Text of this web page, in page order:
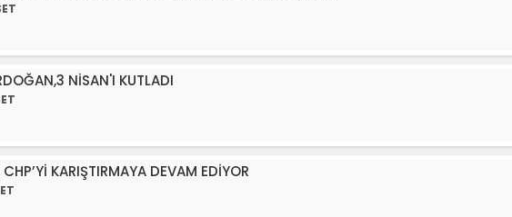
NİSAN'I KUTLADI
KARIŞTIRMAYA DEVAM EDİYOR